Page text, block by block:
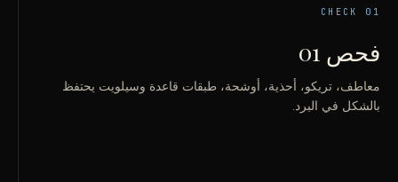
CHECK 01
فحص 01
معاطف، تريكو، أحذية، أوشحة، طبقات قاعدة وسيلويت يحتفظ
بالشكل في البرد.